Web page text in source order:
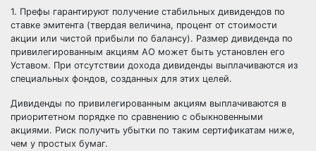
1. Префы гарантируют получение стабильных дивидендов по
ставке эмитента (твердая величина, процент от стоимости
акции или чистой прибыли по балансу). Размер дивиденда по
привилегированным акциям АО может быть установлен его
Уставом. При отсутствии дохода дивиденды выплачиваются из
специальных фондов, созданных для этих целей.
Дивиденды по привилегированным акциям выплачиваются в
приоритетном порядке по сравнению с обыкновенными
акциями. Риск получить убытки по таким сертификатам ниже,
чем у простых бумаг.